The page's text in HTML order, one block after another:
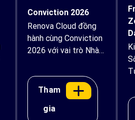
Conviction 2026
Renova Cloud đồng
hành cùng Conviction
2026 với vai trò Nhà
Cloud tự hào đồng
hành cùng Conviction
2026 – Diễn đàn Kinh
tế Tài sản số và AI
Tham
gia